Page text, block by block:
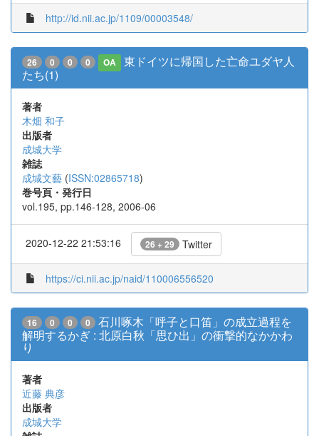
http://id.nii.ac.jp/1109/00003548/
26 0 0 0 OA
東ドイツに帰国した亡命ユダヤ人
たち(1)
著者
木畑 和子
出版者
成城大学
雑誌
成城文藝 (ISSN:02865718)
巻号頁・発行日
vol.195, pp.146-128, 2006-06
2020-12-22 21:53:16 26 + 29 Twitter
https://ci.nii.ac.jp/naid/110006556520
16 0 0 0
石川啄木「呼子と口笛」の成立過程を
解明するかぎ : 北原白秋「思ひ出」の衝撃的なかかわ
り
著者
近藤 典彦
出版者
成城大学